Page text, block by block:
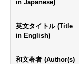
in Japanese)
英文タイトル (Title
in English)
和文著者 (Author(s)